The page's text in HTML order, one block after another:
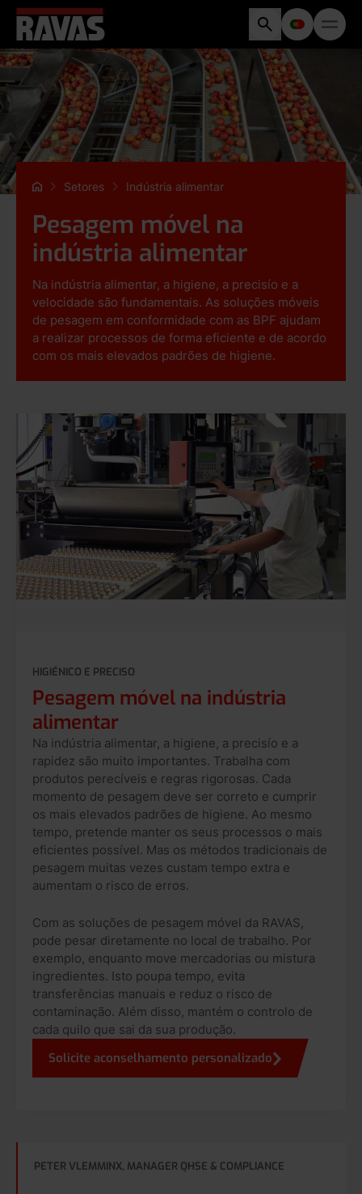
Setores Indústria alimentar
Pesagem móvel na
indústria alimentar
Na indústria alimentar, a higiene, a precisío e a
velocidade são fundamentais. As soluções móveis
de pesagem em conformidade com as BPF ajudam
a realizar processos de forma eficiente e de acordo
com os mais elevados padrões de higiene.
HIGIÉNICO E PRECISO
Pesagem móvel na indústria
alimentar
Na indústria alimentar, a higiene, a precisío e a
rapidez são muito importantes. Trabalha com
produtos perecíveis e regras rigorosas. Cada
momento de pesagem deve ser correto e cumprir
os mais elevados padrões de higiene. Ao mesmo
tempo, pretende manter os seus processos o mais
eficientes possível. Mas os métodos tradicionais de
pesagem muitas vezes custam tempo extra e
aumentam o risco de erros.
Com as soluções de pesagem móvel da RAVAS,
pode pesar diretamente no local de trabalho. Por
exemplo, enquanto move mercadorias ou mistura
ingredientes. Isto poupa tempo, evita
transferências manuais e reduz o risco de
contaminação. Além disso, mantém o controlo de
cada quilo que sai da sua produção.
Solicite aconselhamento personalizado
PETER VLEMMINX, MANAGER QHSE & COMPLIANCE